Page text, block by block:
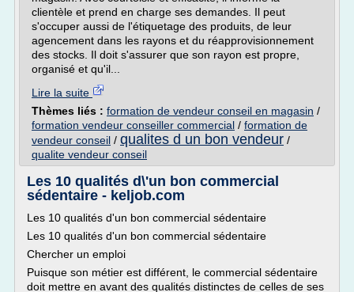
clientèle et prend en charge ses demandes. Il peut
s'occuper aussi de l'étiquetage des produits, de leur
agencement dans les rayons et du réapprovisionnement
des stocks. Il doit s'assurer que son rayon est propre,
organisé et qu'il...
Lire la suite
Thèmes liés : formation de vendeur conseil en magasin /
formation vendeur conseiller commercial / formation de
vendeur conseil / qualites d un bon vendeur /
qualite vendeur conseil
Les 10 qualités d\'un bon commercial
sédentaire - keljob.com
Les 10 qualités d'un bon commercial sédentaire
Les 10 qualités d'un bon commercial sédentaire
Chercher un emploi
Puisque son métier est différent, le commercial sédentaire
doit mettre en avant des qualités distinctes de celles de ses